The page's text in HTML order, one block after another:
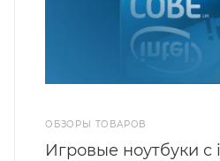
ОБЗОРЫ ТОВАРОВ
Игровые ноутбуки с